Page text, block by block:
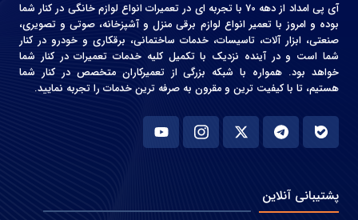
آی پی امداد از دهه 70 با تجربه ای در تعمیرات انواع لوازم خانگی در کنار شما
بوده و امروز با تعمیر انواع لوازم برقی منزل و آشپزخانه، صوتی و‌ تصویری،
صنعتی، ابزار آلات، تاسیسات، خدمات ساختمانی، برقکاری و خودرو در کنار
شما است و در آینده نزدیک با تکمیل کلیه خدمات تعمیرات در کنار شما
خواهد بود. همواره با شبکه بزرگی از تعمیرکاران متخصص در کنار شما
هستیم، تا با کیفیت ترین و مقرون به صرفه ترین خدمات را تجربه نمایید.
پشتیبانی آنلاین